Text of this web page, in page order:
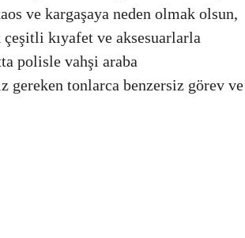
ve kargaşaya neden olmak olsun,
kıyafet ve aksesuarlarla
polisle vahşi araba
gereken tonlarca benzersiz görev ve